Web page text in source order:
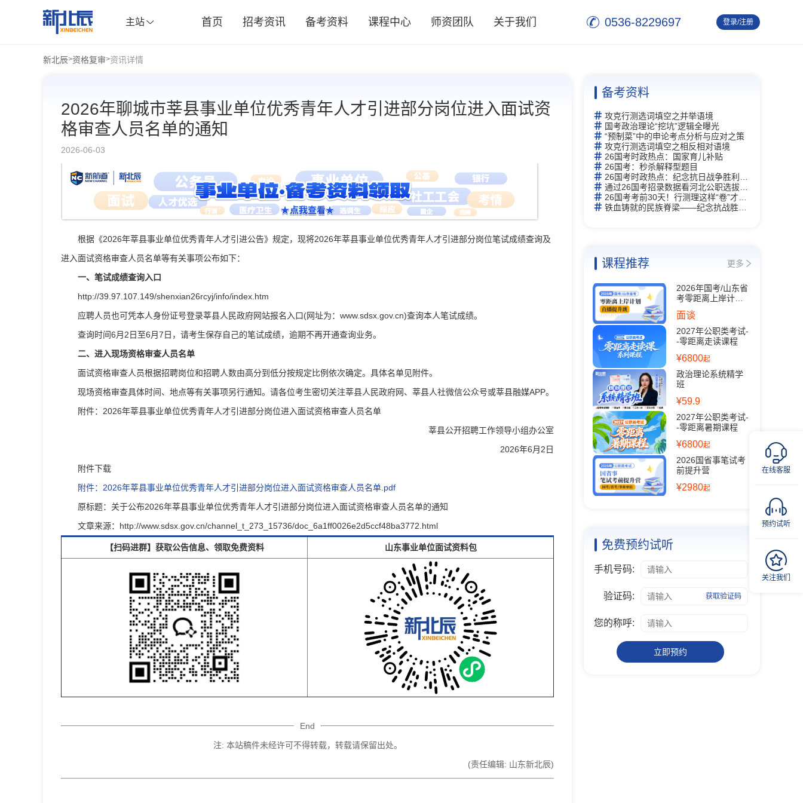
主站 首页 招考资讯 备考资料 课程中心 师资团队 关于我们 0536-8229697
登录/注册
* 验证码: 获取验证码
登录
《用户服务条款及隐私政策》
首次登录自动注册账号 收不到验证码?
新北辰>资格复审>资讯详情
2026年聊城市莘县事业单位优秀青年人才引进部分岗位进入面试资
格审查人员名单的通知
2026-06-03
根据《2026年莘县事业单位优秀青年人才引进公告》规定，现将2026年莘县事业单位优秀青年人才引进部分岗位笔试成绩查询及
进入面试资格审查人员名单等有关事项公布如下：
一、笔试成绩查询入口
http://39.97.107.149/shenxian26rcyj/info/index.htm
应聘人员也可凭本人身份证号登录莘县人民政府网站报名入口(网址为：www.sdsx.gov.cn)查询本人笔试成绩。
查询时间6月2日至6月7日，请考生保存自己的笔试成绩，逾期不再开通查询业务。
二、进入现场资格审查人员名单
面试资格审查人员根据招聘岗位和招聘人数由高分到低分按规定比例依次确定。具体名单见附件。
现场资格审查具体时间、地点等有关事项另行通知。请各位考生密切关注莘县人民政府网、莘县人社微信公众号或莘县融媒APP。
附件：2026年莘县事业单位优秀青年人才引进部分岗位进入面试资格审查人员名单
莘县公开招聘工作领导小组办公室
2026年6月2日
附件下载
附件：2026年莘县事业单位优秀青年人才引进部分岗位进入面试资格审查人员名单.pdf
原标题：关于公布2026年莘县事业单位优秀青年人才引进部分岗位进入面试资格审查人员名单的通知
文章来源：http://www.sdsx.gov.cn/channel_t_273_15736/doc_6a1ff0026e2d5ccf48ba3772.html
【扫码进群】获取公告信息、领取免费资料 山东事业单位面试资料包
End
注: 本站稿件未经许可不得转载，转载请保留出处。
(责任编辑: 山东新北辰)
备考资料
攻克行测选词填空之并举语境
国考政治理论“挖坑”逻辑全曝光
“预制菜”中的申论考点分析与应对之策
攻克行测选词填空之相反相对语境
26国考时政热点：国家育儿补贴
26国考：秒杀解释型题目
26国考时政热点：纪念抗日战争胜利80周年
通过26国考招录数据看河北公职选拔新逻辑
26国考考前30天！行测理这样“卷”才能赢
铁血铸就的民族脊梁——纪念抗战胜利80周年
课程推荐 更多
2026年国考/山东省
考零距离上岸计划
（直播提升班）
面谈
2027年公职类考试-
-零距离走读课程
¥6800起
政治理论系统精学
班
¥59.9
2027年公职类考试-
-零距离暑期课程
¥6800起
2026国省事笔试考
前提升营
¥2980起
免费预约试听
手机号码:
验证码: 获取验证码
您的称呼:
立即预约
* 手机号:
立即下载
在线客服
预约试听
关注我们